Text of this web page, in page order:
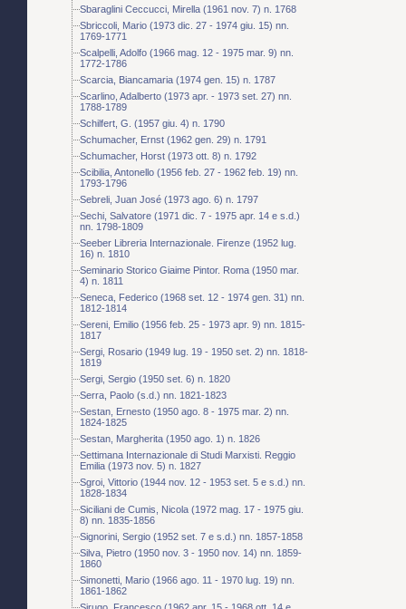
Sbaraglini Ceccucci, Mirella (1961 nov. 7) n. 1768
Sbriccoli, Mario (1973 dic. 27 - 1974 giu. 15) nn.
1769-1771
Scalpelli, Adolfo (1966 mag. 12 - 1975 mar. 9) nn.
1772-1786
Scarcia, Biancamaria (1974 gen. 15) n. 1787
Scarlino, Adalberto (1973 apr. - 1973 set. 27) nn.
1788-1789
Schilfert, G. (1957 giu. 4) n. 1790
Schumacher, Ernst (1962 gen. 29) n. 1791
Schumacher, Horst (1973 ott. 8) n. 1792
Scibilia, Antonello (1956 feb. 27 - 1962 feb. 19) nn.
1793-1796
Sebreli, Juan José (1973 ago. 6) n. 1797
Sechi, Salvatore (1971 dic. 7 - 1975 apr. 14 e s.d.)
nn. 1798-1809
Seeber Libreria Internazionale. Firenze (1952 lug.
16) n. 1810
Seminario Storico Giaime Pintor. Roma (1950 mar.
4) n. 1811
Seneca, Federico (1968 set. 12 - 1974 gen. 31) nn.
1812-1814
Sereni, Emilio (1956 feb. 25 - 1973 apr. 9) nn. 1815-
1817
Sergi, Rosario (1949 lug. 19 - 1950 set. 2) nn. 1818-
1819
Sergi, Sergio (1950 set. 6) n. 1820
Serra, Paolo (s.d.) nn. 1821-1823
Sestan, Ernesto (1950 ago. 8 - 1975 mar. 2) nn.
1824-1825
Sestan, Margherita (1950 ago. 1) n. 1826
Settimana Internazionale di Studi Marxisti. Reggio
Emilia (1973 nov. 5) n. 1827
Sgroi, Vittorio (1944 nov. 12 - 1953 set. 5 e s.d.) nn.
1828-1834
Siciliani de Cumis, Nicola (1972 mag. 17 - 1975 giu.
8) nn. 1835-1856
Signorini, Sergio (1952 set. 7 e s.d.) nn. 1857-1858
Silva, Pietro (1950 nov. 3 - 1950 nov. 14) nn. 1859-
1860
Simonetti, Mario (1966 ago. 11 - 1970 lug. 19) nn.
1861-1862
Sirugo, Francesco (1962 apr. 15 - 1968 ott. 14 e